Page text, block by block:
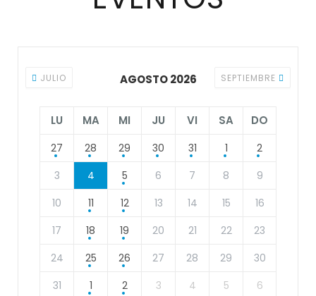
JULIO AGOSTO 2026 SEPTIEMBRE
LU MA MI JU VI SA DO
27 28 29 30 31 1
2
3
4 5 6 7 8
9
10
11 12 13 14 15
16
17
18 19 20 21 22
23
24
25 26 27 28 29
30
31
1 2 3 4 5 6